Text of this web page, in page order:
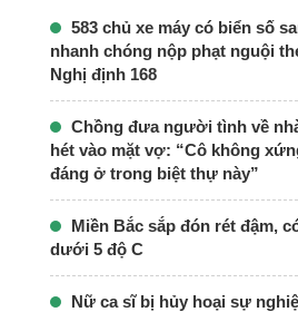
583 chủ xe máy có biển số
nhanh chóng nộp phạt nguội
Nghị định 168
Chồng đưa người tình về
hét vào mặt vợ: “Cô không
đáng ở trong biệt thự này”
Miền Bắc sắp đón rét đậm,
dưới 5 độ C
Nữ ca sĩ bị hủy hoại sự